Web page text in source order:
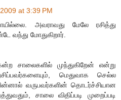
at 3:39 PM
அவராவது மேலே ரசித்து
வந்து மோதுகிறார்.
சாலைகளில் முந்துகிறேன் என்று
மெதுவாக செல்ல
வருபவர்களின் தொடர்ச்சியான
சாலை விதிப்படி முறைப்படி